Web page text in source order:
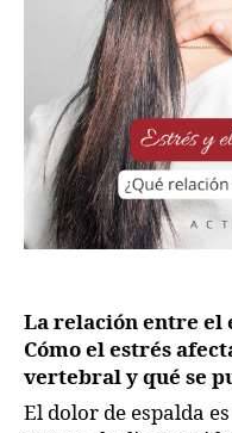
La relación entre el
Cómo el estrés
vertebral y qué se
El dolor de espalda